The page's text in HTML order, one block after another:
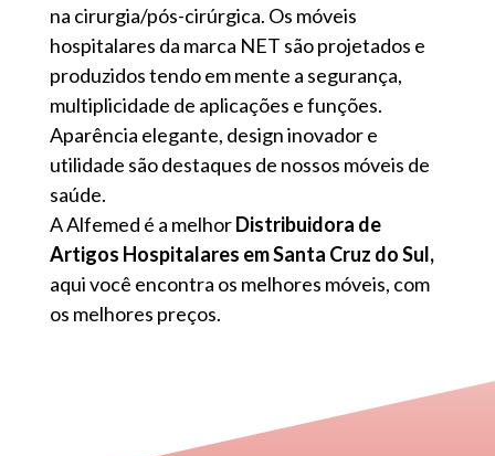
na cirurgia/pós-cirúrgica. Os móveis
hospitalares da marca NET são projetados e
produzidos tendo em mente a segurança,
multiplicidade de aplicações e funções.
Aparência elegante, design inovador e
utilidade são destaques de nossos móveis de
saúde.
A Alfemed é a melhorDistribuidora de
Artigos Hospitalares em Santa Cruz do Sul,
aqui você encontra os melhores móveis, com
os melhores preços.